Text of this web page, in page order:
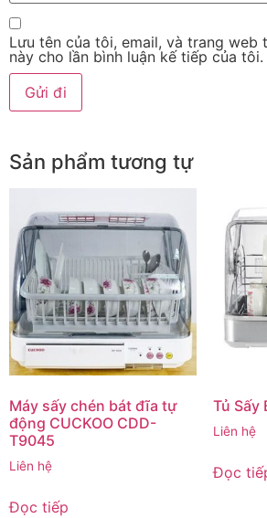
Lưu tên của tôi, email, và trang web
này cho lần bình luận kế tiếp của tôi.
Sản phẩm tương tự
Máy sấy chén bát đĩa tự
động CUCKOO CDD-
T9045
Liên hệ
Đọc tiếp
Tủ Sấy
Liên hệ
Đọc